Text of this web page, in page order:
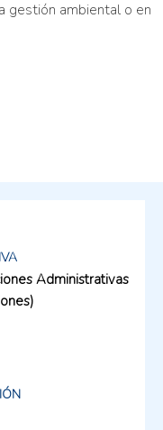
gestión ambiental o en
Administrativas